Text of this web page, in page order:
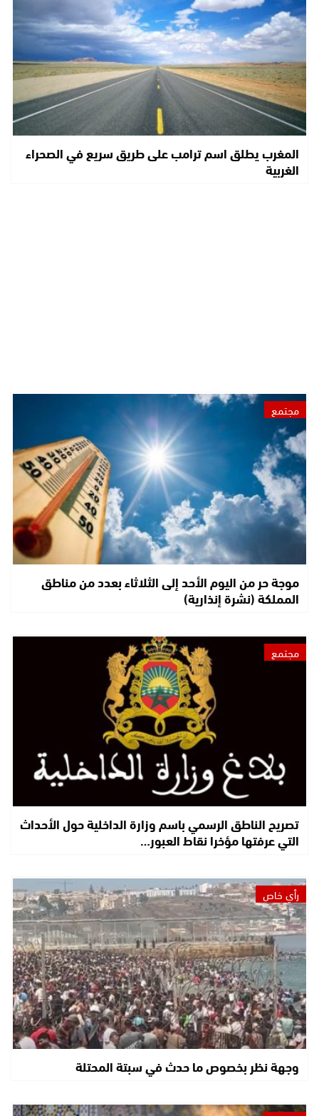
المغرب يطلق اسم ترامب على طريق سريع في الصحراء
الغربية
مجتمع
موجة حر من اليوم الأحد إلى الثلاثاء بعدد من مناطق
المملكة (نشرة إنذارية)
مجتمع
تصريح الناطق الرسمي باسم وزارة الداخلية حول الأحداث
التي عرفتها مؤخرا نقاط العبور…
رأي خاص
وجهة نظر بخصوص ما حدث في سبتة المحتلة